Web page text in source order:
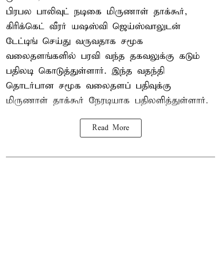
பிரபல பாலிவுட் நடிகை மிருணாள் தாக்கூர்,
கிரிக்கெட் வீரர் யஷஸ்வி ஜெய்ஸ்வாலுடன்
டேட்டிங் செய்து வருவதாக சமூக
வலைதளங்களில் பரவி வந்த தகவலுக்கு கடும்
பதிலடி கொடுத்துள்ளார். இந்த வதந்தி
தொடர்பான சமூக வலைதளப் பதிவுக்கு
மிருணாள் தாக்கூர் நேரடியாக பதிலளித்துள்ளார்.
Read More